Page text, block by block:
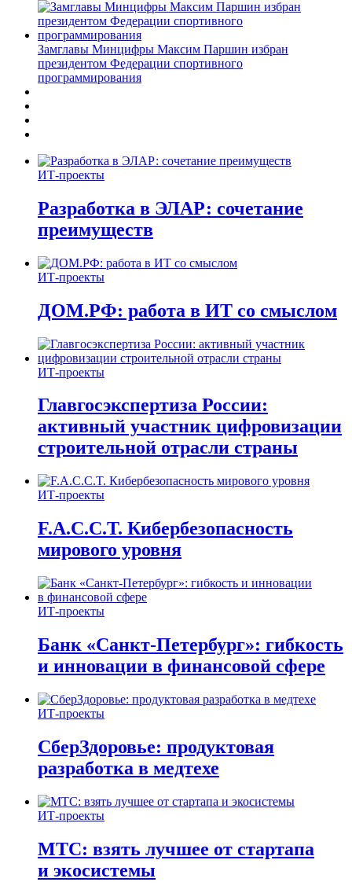
Замглавы Минцифры Максим Паршин избран
президентом Федерации спортивного
программирования
ИТ-проекты
Разработка в ЭЛАР: сочетание
преимуществ
ИТ-проекты
ДОМ.РФ: работа в ИТ со смыслом
ИТ-проекты
Главгосэкспертиза России:
активный участник цифровизации
строительной отрасли страны
ИТ-проекты
F.A.C.C.T. Кибербезопасность
мирового уровня
ИТ-проекты
Банк «Санкт-Петербург»: гибкость
и инновации в финансовой сфере
ИТ-проекты
СберЗдоровье: продуктовая
разработка в медтехе
ИТ-проекты
МТС: взять лучшее от стартапа
и экосистемы